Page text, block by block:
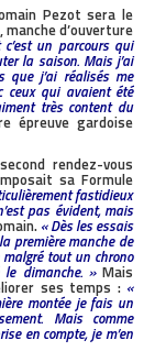
Pezot sera le
d’ouverture
un parcours qui
la saison. Mais j’ai
que j’ai réalisés me
ceux qui avaient été
très content du
épreuve gardoise
rendez-vous
sa Formule
fastidieux
pas évident, mais
« Dès les essais
première manche de
tout un chrono
dimanche. »Mais
ses temps : «
montée je fais un
Mais comme
en compte, je m’en